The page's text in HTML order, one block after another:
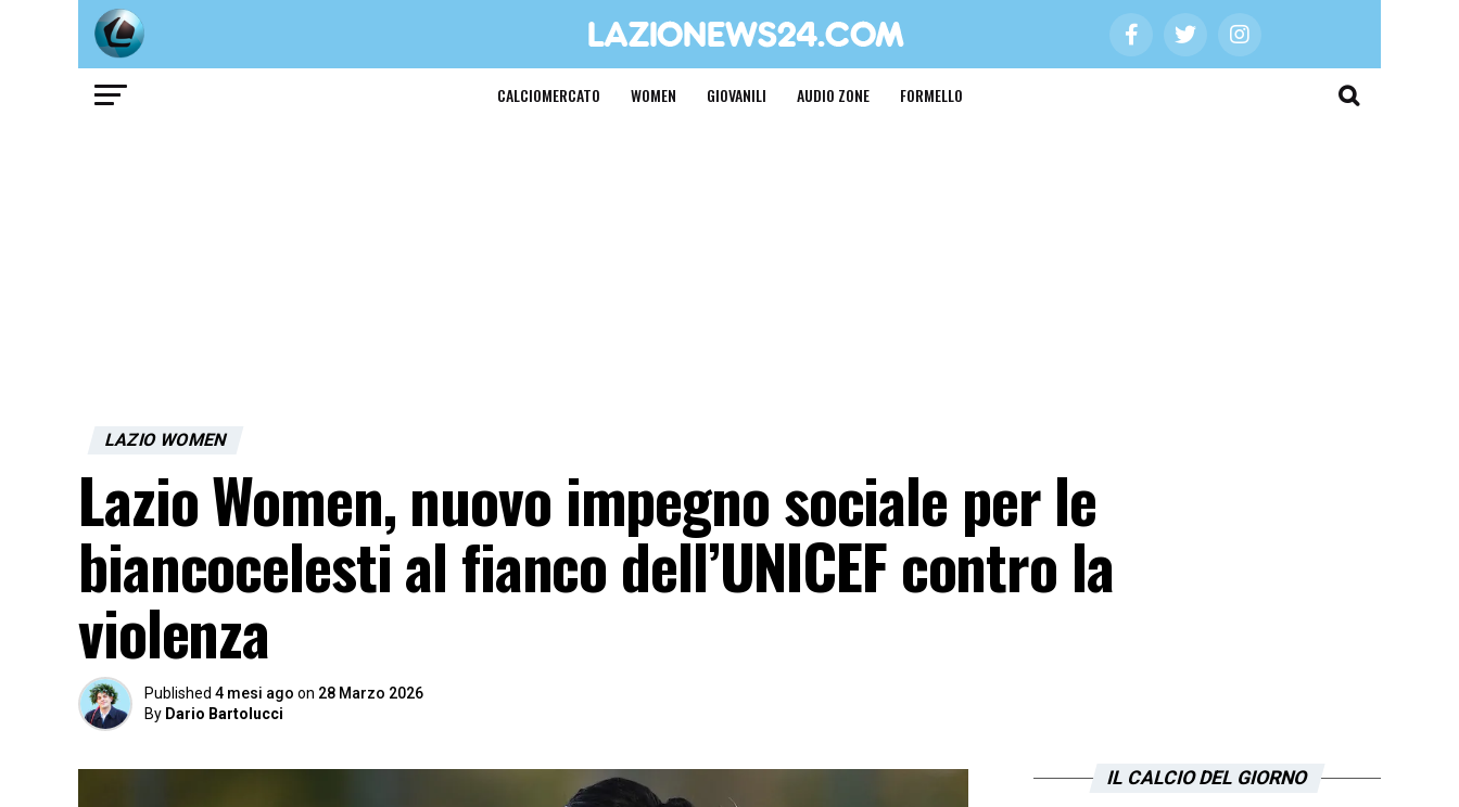
CALCIOMERCATO WOMEN GIOVANILI AUDIO ZONE FORMELLO
LAZIO WOMEN
Lazio Women, nuovo impegno sociale per le
biancocelesti al fianco dell’UNICEF contro la
violenza
Published 4 mesi ago on 28 Marzo 2026
By Dario Bartolucci
IL CALCIO DEL GIORNO